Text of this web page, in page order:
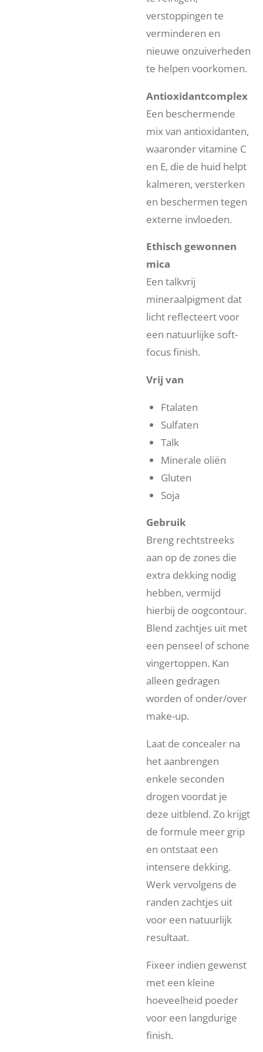
verstoppingen te
verminderen en
nieuwe onzuiverheden
te helpen voorkomen.
Antioxidantcomplex
Een beschermende
mix van antioxidanten,
waaronder vitamine C
en E, die de huid helpt
kalmeren, versterken
en beschermen tegen
externe invloeden.
Ethisch gewonnen
mica
Een talkvrij
mineraalpigment dat
licht reflecteert voor
een natuurlijke soft-
focus finish.
Vrij van
Ftalaten
Sulfaten
Talk
Minerale oliën
Gluten
Soja
Gebruik
Breng rechtstreeks
aan op de zones die
extra dekking nodig
hebben, vermijd
hierbij de oogcontour.
Blend zachtjes uit met
een penseel of schone
vingertoppen. Kan
alleen gedragen
worden of onder/over
make-up.
Laat de concealer na
het aanbrengen
enkele seconden
drogen voordat je
deze uitblend. Zo krijgt
de formule meer grip
en ontstaat een
intensere dekking.
Werk vervolgens de
randen zachtjes uit
voor een natuurlijk
resultaat.
Fixeer indien gewenst
met een kleine
hoeveelheid poeder
voor een langdurige
finish.